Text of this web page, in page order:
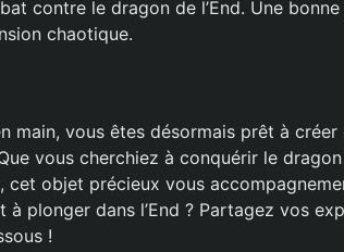
contre le dragon de l’End. Une
chaotique.
main, vous êtes désormais prêt à
vous cherchiez à conquérir le
cet objet précieux vous
à plonger dans l’End ? Partagez vos
!